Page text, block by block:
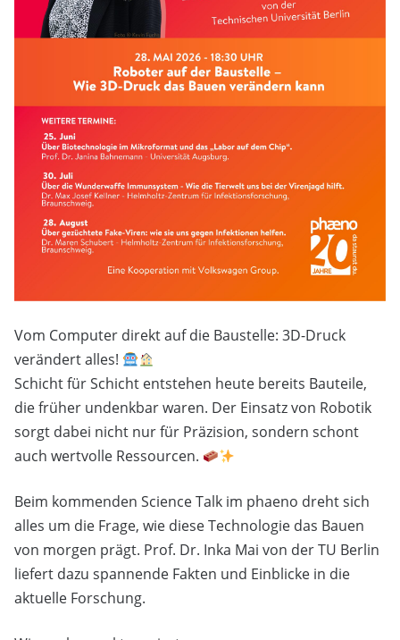
Vom Computer direkt auf die Baustelle: 3D-Druck
verändert alles!
Schicht für Schicht entstehen heute bereits Bauteile,
die früher undenkbar waren. Der Einsatz von Robotik
sorgt dabei nicht nur für Präzision, sondern schont
auch wertvolle Ressourcen.
Beim kommenden Science Talk im phaeno dreht sich
alles um die Frage, wie diese Technologie das Bauen
von morgen prägt. Prof. Dr. Inka Mai von der TU Berlin
liefert dazu spannende Fakten und Einblicke in die
aktuelle Forschung.